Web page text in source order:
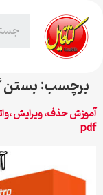
برچسب:بستن
pdf